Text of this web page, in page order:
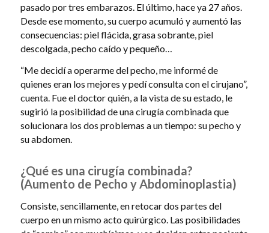
pasado por tres embarazos. El último, hace ya 27 años.
Desde ese momento, su cuerpo acumuló y aumentó las
consecuencias: piel flácida, grasa sobrante, piel
descolgada, pecho caído y pequeño…
“Me decidí a operarme del pecho, me informé de
quienes eran los mejores y pedí consulta con el cirujano”,
cuenta. Fue el doctor quién, a la vista de su estado, le
sugirió la posibilidad de una cirugía combinada que
solucionara los dos problemas a un tiempo: su pecho y
su abdomen.
¿Qué es una cirugía combinada?
(Aumento de Pecho y Abdominoplastia)
Consiste, sencillamente, en retocar dos partes del
cuerpo en un mismo acto quirúrgico. Las posibilidades